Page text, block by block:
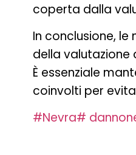
coperta dalla
In conclusione,
della valutazione
È essenziale
coinvolti per
#Nevra#